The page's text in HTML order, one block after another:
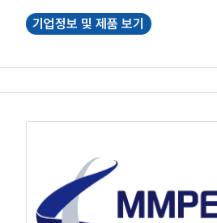
와 풍부한 경험 및 기술력을 바탕
SS HEAD와 주변 관련 금형들을
하는 제품을 생산하는 생산 기술
상된 제품 개발을 위한 연구개발
까지 당사의 구성원들은 전선생
기계 제조업체와의 긴밀한 협력
수한 품질로 항상 고객과 함께하
기업정보 및 제품 보기